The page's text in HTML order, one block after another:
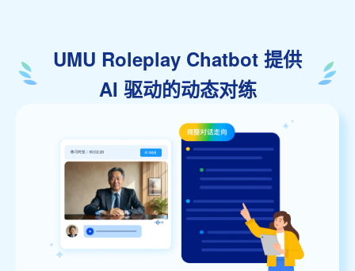
UMU Roleplay Chatbot 提供
AI 驱动的动态对练